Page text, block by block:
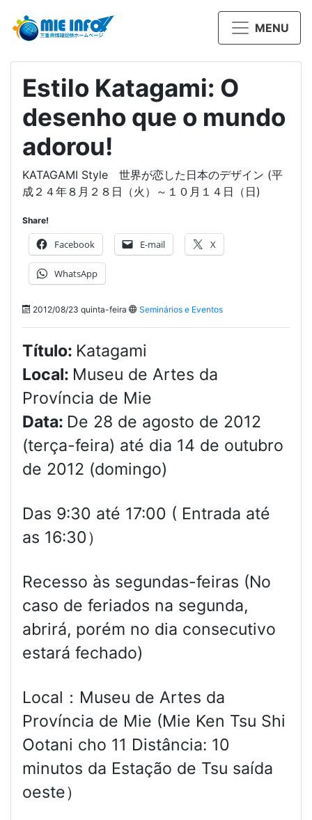
MENU
Estilo Katagami: O
desenho que o mundo
adorou!
KATAGAMI Style 世界が恋した日本のデザイン (平
成２４年８月２８日（火）～１０月１４日（日)
Share!
Facebook E-mail X
WhatsApp
2012/08/23 quinta-feira Seminários e Eventos
Título: Katagami
Local: Museu de Artes da
Província de Mie
Data: De 28 de agosto de 2012
(terça-feira) até dia 14 de outubro
de 2012 (domingo)
Das 9:30 até 17:00 ( Entrada até
as 16:30）
Recesso às segundas-feiras (No
caso de feriados na segunda,
abrirá, porém no dia consecutivo
estará fechado)
Local：Museu de Artes da
Província de Mie (Mie Ken Tsu Shi
Ootani cho 11 Distância: 10
minutos da Estação de Tsu saída
oeste）